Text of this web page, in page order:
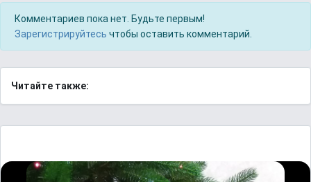
Комментариев пока нет. Будьте первым!
Зарегистрируйтесь чтобы оставить комментарий.
Читайте также: